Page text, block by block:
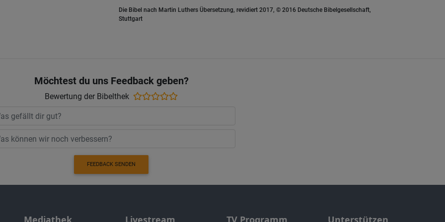
Die Bibel nach Martin Luthers Übersetzung, revidiert 2017, © 2016 Deutsche Bibelgesellschaft,
Stuttgart
Möchtest du uns Feedback geben?
Bewertung der Bibelthek
FEEDBACK SENDEN